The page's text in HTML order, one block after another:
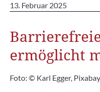
13. Februar 2025
ermöglicht
Foto: © Karl Egger, Pixabay